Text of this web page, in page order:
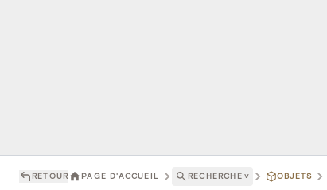
RETOUR PAGE D'ACCUEIL RECHERCHE ˅ OBJETS